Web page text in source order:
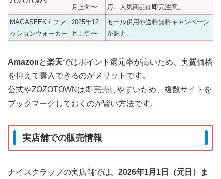
月上旬〜
応。人気商品は即完注意。
MAGASEEK / ファ
ッションウォーカー
2025年12
月上旬〜
セール併用や送料無料キャンペーン
が魅力。
Amazonと楽天ではポイント還元率が高いため、実質価格
を抑えて購入できるのがメリットです。
公式やZOZOTOWNは即完売しやすいため、複数サイトを
ブックマークしておくのが賢い方法です。
実店舗での販売情報
ナイスクラップの実店舗では、 2026年1月1日（元日）ま